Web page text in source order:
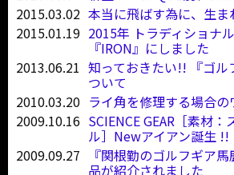
2015.03.02 本当に飛ばす為に、生ま
2015.01.19 2015年 トラディショナ
『IRON』にしました
2013.06.21 知っておきたい!! 『ゴル
ついて
2010.03.20 ライ角を修理する場合の
2009.10.16 SCIENCE GEAR［素材
ル］Newアイアン誕生 !!
2009.09.27
『関根勤のゴルフギア
品が紹介されました